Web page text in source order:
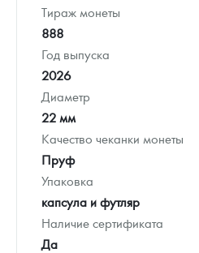
Тираж монеты
888
Год выпуска
2026
Диаметр
22 мм
Качество чеканки монеты
Пруф
Упаковка
капсула и футляр
Наличие сертификата
Да